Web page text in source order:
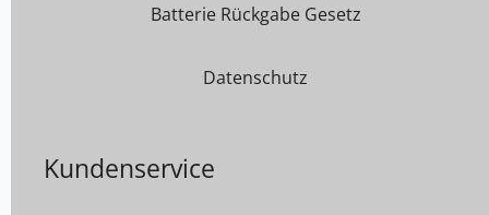
Batterie Rückgabe Gesetz
Datenschutz
Kundenservice